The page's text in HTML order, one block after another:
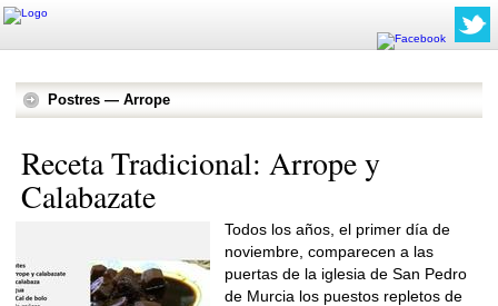
Postres — Arrope
Receta Tradicional: Arrope y
Calabazate
Todos los años, el primer día de
noviembre, comparecen a las
puertas de la iglesia de San Pedro
de Murcia los puestos repletos de